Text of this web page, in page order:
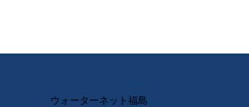
ウォーターネット福島